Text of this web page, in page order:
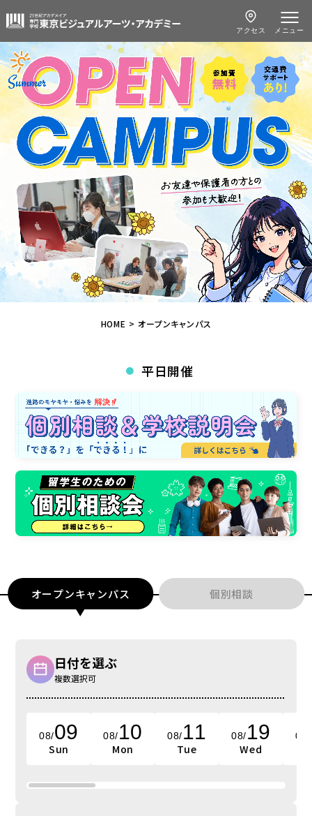
メニュー
アクセス
HOME オープンキャンパス
● 平日開催
オープンキャンパス 個別相談
日付を選ぶ
複数選択可
08/09
Sun
08/10
Mon
08/11
Tue
08/19
Wed
08/